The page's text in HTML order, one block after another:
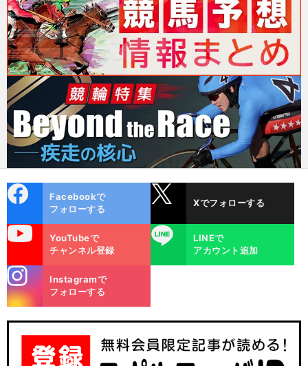
ok
Facebookで
フォローする
Xでフォローする
YouTubeで
チャンネル登録
LINE
LINEで
アカウント追加
m
Instagramで
フォローする